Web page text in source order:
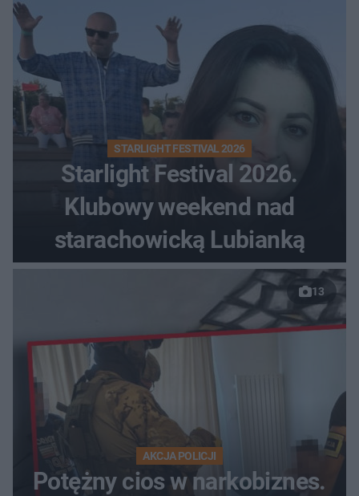
STARLIGHT FESTIVAL 2026
Starlight Festival 2026.
Klubowy weekend nad
starachowicką Lubianką
13
AKCJA POLICJI
Potężny cios w narkobiznes.